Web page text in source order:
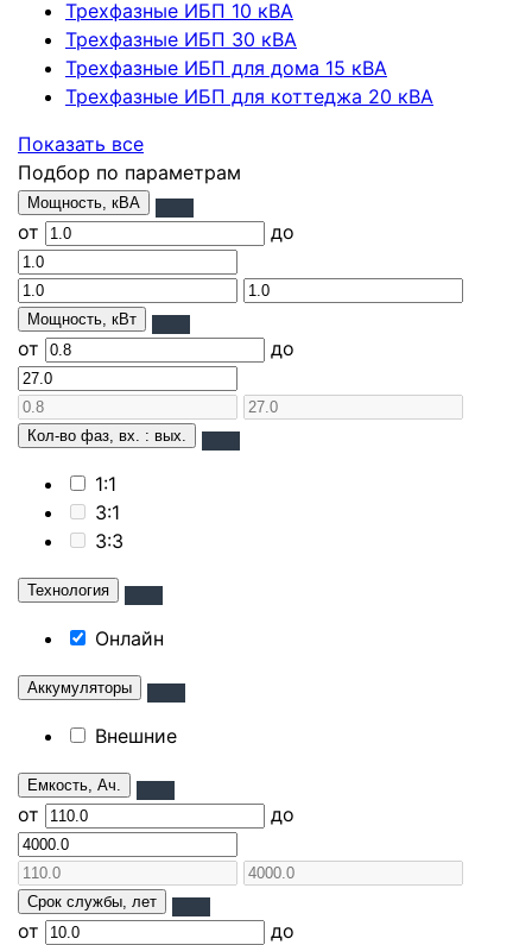
Трехфазные ИБП 10 кВА
Трехфазные ИБП 30 кВА
Трехфазные ИБП для дома 15 кВА
Трехфазные ИБП для коттеджа 20 кВА
Показать все
Подбор по параметрам
Мощность, кВА
от до
Мощность, кВт
от до
Кол-во фаз, вх. : вых.
1:1
3:1
3:3
Технология
Онлайн
Аккумуляторы
Внешние
Емкость, Ач.
от до
Срок службы, лет
от до